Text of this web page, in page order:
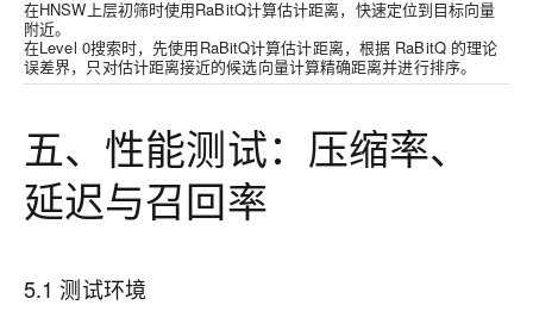
在HNSW上层初筛时使用RaBitQ计算估计距离，快速定位到目标向量
附近。
在Level 0搜索时，先使用RaBitQ计算估计距离，根据 RaBitQ 的理论
误差界，只对估计距离接近的候选向量计算精确距离并进行排序。
五、性能测试：压缩率、
延迟与召回率
5.1 测试环境